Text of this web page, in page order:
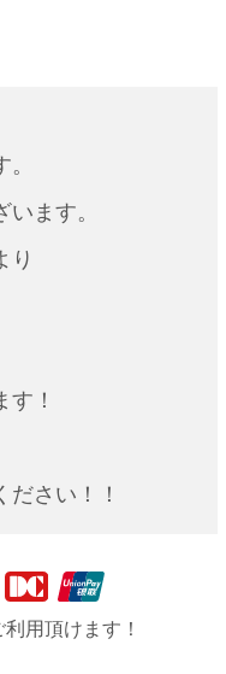
ます。
り
！
さい！！
用頂けます！